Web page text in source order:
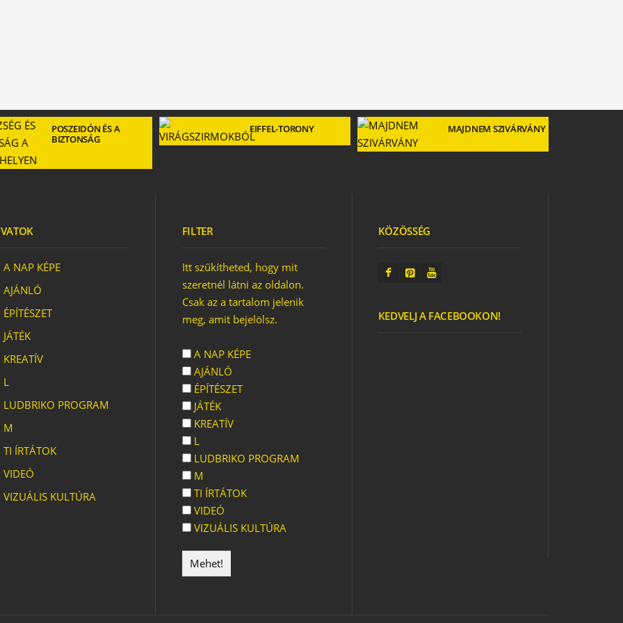
POSZEIDÓN ÉS A
BIZTONSÁG
EIFFEL-TORONY MAJDNEM SZIVÁRVÁNY
A NAP KÉPE
AJÁNLÓ
ÉPÍTÉSZET
JÁTÉK
KREATÍV
L
LUDBRIKO PROGRAM
M
TI ÍRTÁTOK
VIDEÓ
VIZUÁLIS KULTÚRA
FILTER
Itt szűkítheted, hogy mit
szeretnél látni az oldalon.
Csak az a tartalom jelenik
meg, amit bejelölsz.
A NAP KÉPE
AJÁNLÓ
ÉPÍTÉSZET
JÁTÉK
KREATÍV
L
LUDBRIKO PROGRAM
M
TI ÍRTÁTOK
VIDEÓ
VIZUÁLIS KULTÚRA
KÖZÖSSÉG
KEDVELJ A FACEBOOKON!